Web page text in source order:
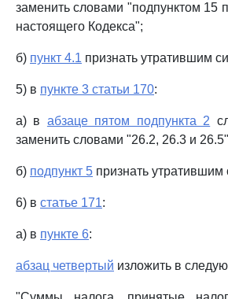
заменить словами "подпунктом 15
настоящего Кодекса";
б) пункт 4.1 признать утратившим
5) в пункте 3 статьи 170:
а) в абзаце пятом подпункта 2
заменить словами "26.2, 26.3 и
б) подпункт 5 признать утратившим
6) в статье 171:
а) в пункте 6:
абзац четвертый изложить в